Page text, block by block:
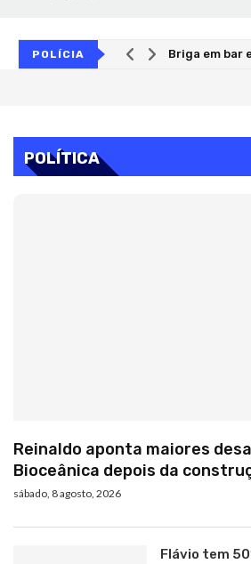
POLÍCIA Briga em bar
POLÍTICA
Reinaldo aponta maiores
Bioceânica depois da
sábado, 8 agosto, 2026
Flávio tem